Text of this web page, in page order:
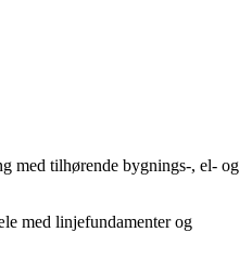
med tilhørende bygnings-, el- og
med linjefundamenter og